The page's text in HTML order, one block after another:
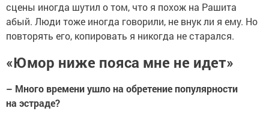
сцены иногда шутил о том, что я похож на Рашита
абый. Люди тоже иногда говорили, не внук ли я ему. Но
повторять его, копировать я никогда не старался.
«Юмор ниже пояса мне не идет»
– Много времени ушло на обретение популярности
на эстраде?